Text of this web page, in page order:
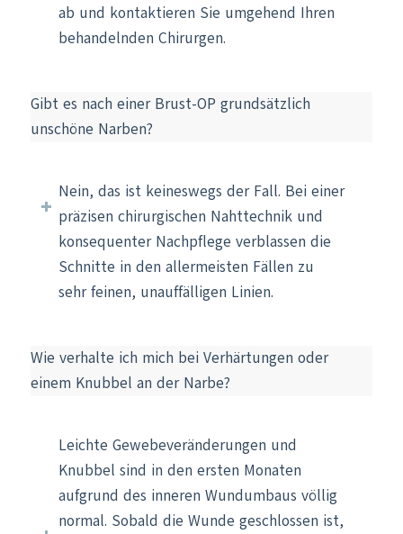
ab und kontaktieren Sie umgehend Ihren
behandelnden Chirurgen.
Gibt es nach einer Brust-OP grundsätzlich
unschöne Narben?
Nein, das ist keineswegs der Fall. Bei einer
präzisen chirurgischen Nahttechnik und
konsequenter Nachpflege verblassen die
Schnitte in den allermeisten Fällen zu
sehr feinen, unauffälligen Linien.
Wie verhalte ich mich bei Verhärtungen oder
einem Knubbel an der Narbe?
Leichte Gewebeveränderungen und
Knubbel sind in den ersten Monaten
aufgrund des inneren Wundumbaus völlig
normal. Sobald die Wunde geschlossen ist,